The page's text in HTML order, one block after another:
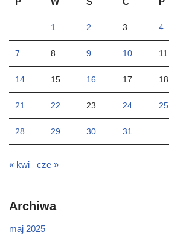
1 2 3 4
7 8 9 10 11
14 15 16 17 18
21 22 23 24 25
28 29 30 31
« kwi cze »
Archiwa
maj 2025